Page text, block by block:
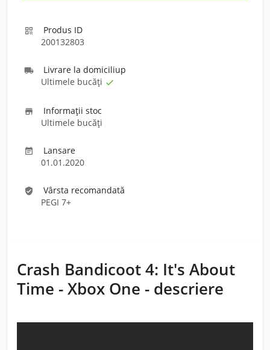

Produs ID
200132803
 Livrare la domiciliup
Ultimele bucăți 

Informaţii stoc
Ultimele bucăți

Lansare
01.01.2020
verified_user
Vârsta recomandată
PEGI 7+
Crash Bandicoot 4: It's About
Time - Xbox One - descriere